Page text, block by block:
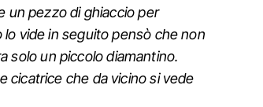
un pezzo di ghiaccio per
vide in seguito pensò che non
solo un piccolo diamantino.
cicatrice che da vicino si vede